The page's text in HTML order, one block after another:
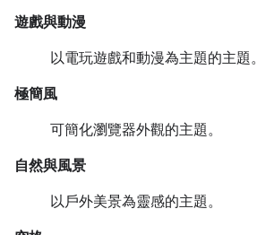
遊戲與動漫
以電玩遊戲和動漫為主題的主題。
極簡風
可簡化瀏覽器外觀的主題。
自然與風景
以戶外美景為靈感的主題。